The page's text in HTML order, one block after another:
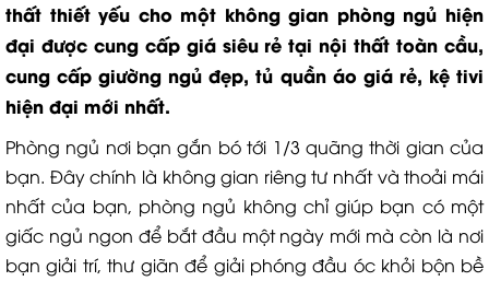
thất thiết yếu cho một không gian phòng ngủ hiện
đại được cung cấp giá siêu rẻ tại nội thất toàn cầu,
cung cấp giường ngủ đẹp, tủ quần áo giá rẻ, kệ tivi
hiện đại mới nhất.
Phòng ngủ nơi bạn gắn bó tới 1/3 quãng thời gian của
bạn. Đây chính là không gian riêng tư nhất và thoải mái
nhất của bạn, phòng ngủ không chỉ giúp bạn có một
giấc ngủ ngon để bắt đầu một ngày mới mà còn là nơi
bạn giải trí, thư giãn để giải phóng đầu óc khỏi bộn bề